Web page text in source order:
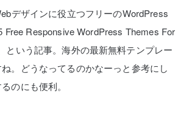
デザインに役立つフリーのWordPress
Free Responsive WordPress Themes For
という記事。海外の最新無料テンプレー
。どうなってるのかなーっと参考にし
のにも便利。